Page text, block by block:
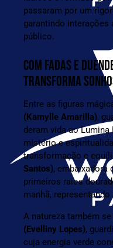
passaram por um
garantindo
público.
COM FADAS E
TRANSFORMA
Entre as figuras
(Kamylle Amarilla),
deram vida ao Lumina
mistério e
transformação e
Santos), embaixadora
primeiros raios
manhã,
A natureza também
(Evelliny Lopes),
cuja energia verde